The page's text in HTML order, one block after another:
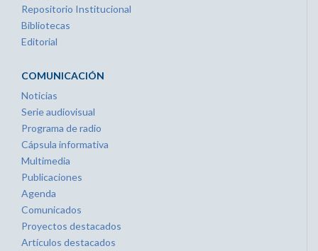
Repositorio Institucional
Bibliotecas
Editorial
COMUNICACIÓN
Noticias
Serie audiovisual
Programa de radio
Cápsula informativa
Multimedia
Publicaciones
Agenda
Comunicados
Proyectos destacados
Artículos destacados